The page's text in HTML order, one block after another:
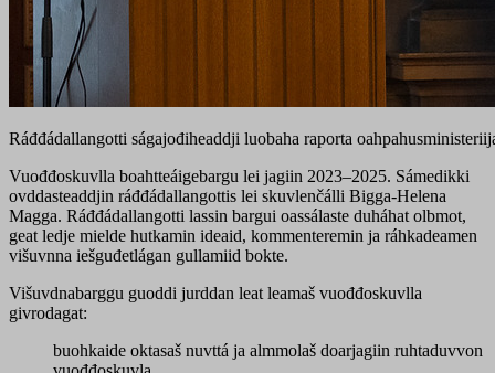
Ráđđádallangotti ságajođiheaddji luobaha raporta
Vuođđoskuvlla boahtteáigebargu lei jagiin 2023–2025. Sámedikki
ovddasteaddjin ráđđádallangottis lei skuvlenčálli Bigga-Helena
Magga. Ráđđádallangotti lassin bargui oassálaste duháhat olbmot,
geat ledje mielde hutkamin ideaid, kommenteremin ja ráhkadeamen
višuvnna iešguđetlágan gullamiid bokte.
Višuvdnabarggu guoddi jurddan leat leamaš vuođđoskuvlla
givrodagat:
buohkaide oktasaš nuvttá ja almmolaš doarjagiin ruhtaduvvon